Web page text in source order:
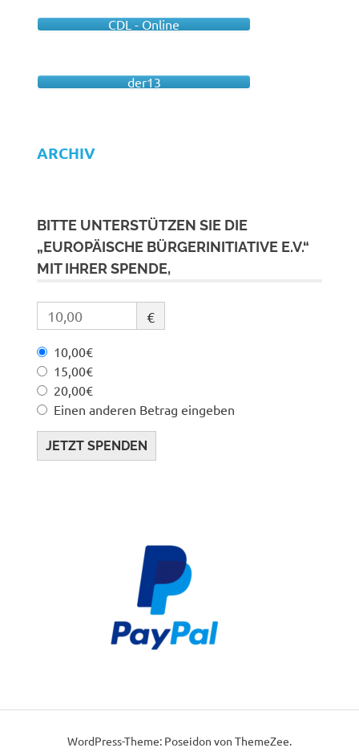
CDL - Online
der13
ARCHIV
BITTE UNTERSTÜTZEN SIE DIE
„EUROPÄISCHE BÜRGERINITIATIVE E.V.“
MIT IHRER SPENDE,
€
10,00€
15,00€
20,00€
Einen anderen Betrag eingeben
JETZT SPENDEN
WordPress-Theme: Poseidon von ThemeZee.